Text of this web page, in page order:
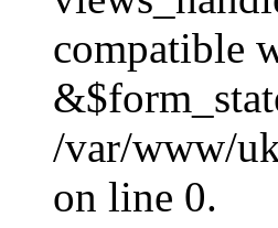
compatible
/var/www/
on line 0.